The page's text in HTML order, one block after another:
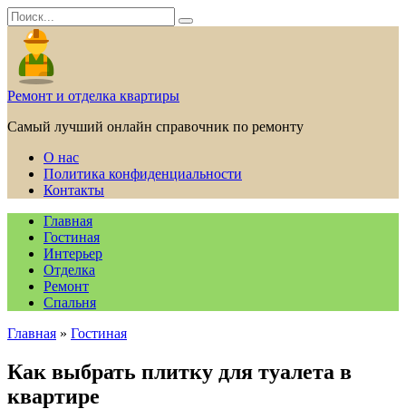
Перейти
к
содержанию
Search
for:
Ремонт и отделка квартиры
Самый лучший онлайн справочник по ремонту
О нас
Политика конфиденциальности
Контакты
Главная
Гостиная
Интерьер
Отделка
Ремонт
Спальня
Главная » Гостиная
Как выбрать плитку для туалета в
квартире